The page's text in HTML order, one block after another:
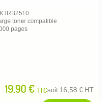
toner compatible
pages
19,90 € TTCsoit 16,58 € HT